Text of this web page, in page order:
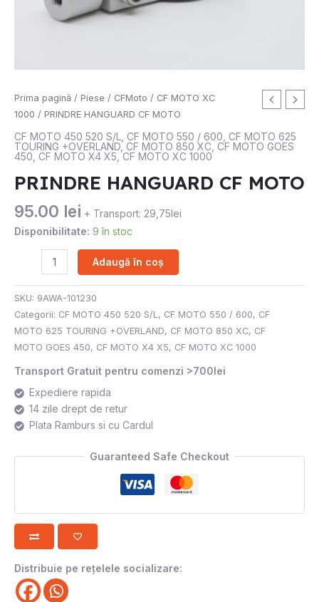
Prima pagină / Piese / CFMoto / CF MOTO XC
1000 / PRINDRE HANGUARD CF MOTO
CF MOTO 450 520 S/L CF MOTO 550 / 600 CF MOTO 625
TOURING +OVERLAND, CF MOTO 850 XC CF MOTO GOES
450 CF MOTO X4 X5 ,CF MOTO XC 1000
PRINDRE HANGUARD CF MOTO
95.00 lei + Transport: 29,75lei
Disponibilitate: 9 în stoc
Cantitate
PRINDRE
HANGUARD
CF
MOTO
Adaugă în coș
SKU: 9AWA-101230
Categorii: CF MOTO 450 520 S/L , CF MOTO 550 / 600, CF
MOTO 625 TOURING +OVERLAND, CF MOTO 850 XC, CF
MOTO GOES 450, CF MOTO X4 X5, CF MOTO XC 1000
Transport Gratuit pentru comenzi >700lei
Expediere rapida
14 zile drept de retur
Plata Ramburs si cu Cardul
Guaranteed Safe Checkout
Distribuie pe rețelele socializare: